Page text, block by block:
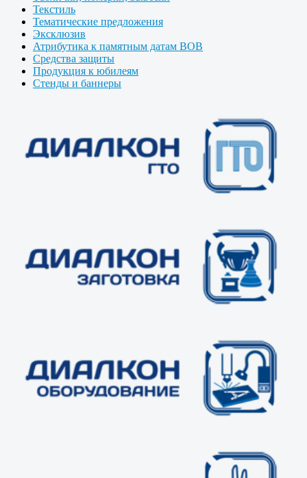
Текстиль
Тематические предложения
Эксклюзив
Атрибутика к памятным датам ВОВ
Средства защиты
Продукция к юбилеям
Стенды и баннеры